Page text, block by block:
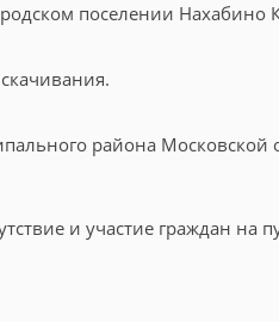
поселении Нахабино
района Московской
и участие граждан на